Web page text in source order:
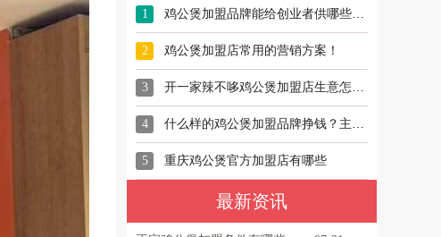
1 鸡公煲加盟品牌能给创业者供哪些帮助？
2 鸡公煲加盟店常用的营销方案！
3 开一家辣不哆鸡公煲加盟店生意怎么样？
4 什么样的鸡公煲加盟品牌挣钱？主要看这三点！
5 重庆鸡公煲官方加盟店有哪些
最新资讯